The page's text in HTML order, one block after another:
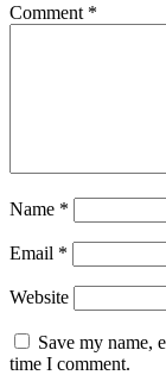
Comment *
Name *
Email *
Website
Save my name,
time I comment.